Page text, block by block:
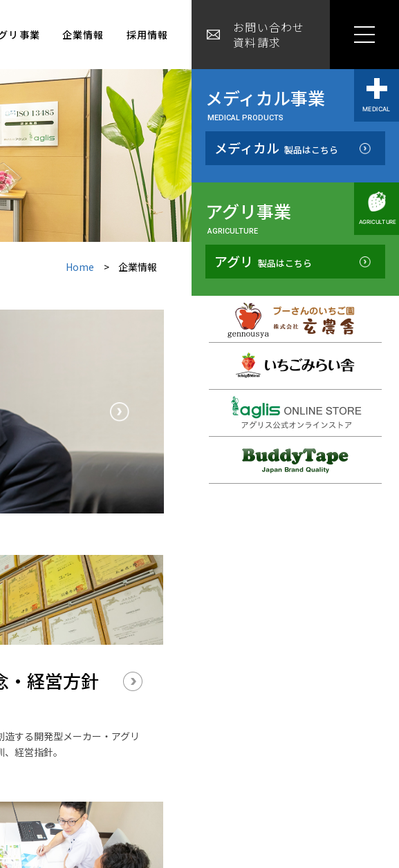
リ事業 企業情報 採用情報
お問い合わせ
資料請求
メディカル事業
MEDICAL PRODUCTS
メディカル 製品はこちら
アグリ事業
AGRICULTURE
アグリ 製品はこちら
Home 企業情報
・経営方針
造する開発型メーカー・アグリ
経営指針。